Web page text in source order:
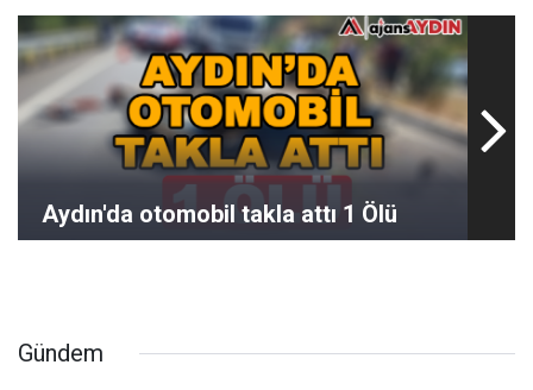
Aydın'da otomobil takla attı 1 Ölü
Gündem